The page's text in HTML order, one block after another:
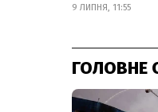
9 ЛИПНЯ, 11:55
ГОЛОВНЕ